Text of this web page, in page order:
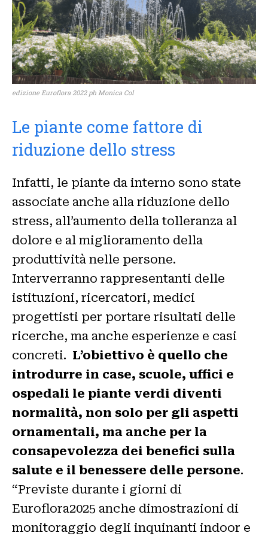
edizione Euroflora 2022 ph Monica Col
Le piante come fattore di
riduzione dello stress
Infatti, le piante da interno sono state
associate anche alla riduzione dello
stress, all’aumento della tolleranza al
dolore e al miglioramento della
produttività nelle persone.
Interverranno rappresentanti delle
istituzioni, ricercatori, medici
progettisti per portare risultati delle
ricerche, ma anche esperienze e casi
concreti. L’obiettivo è quello che
introdurre in case, scuole, uffici e
ospedali le piante verdi diventi
normalità, non solo per gli aspetti
ornamentali, ma anche per la
consapevolezza dei benefici sulla
salute e il benessere delle persone.
“Previste durante i giorni di
Euroflora2025 anche dimostrazioni di
monitoraggio degli inquinanti indoor e